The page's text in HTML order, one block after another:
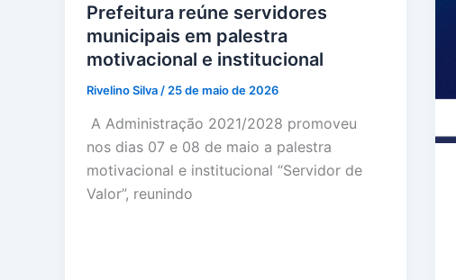
Prefeitura reúne servidores
municipais em palestra
motivacional e institucional
Rivelino Silva / 25 de maio de 2026
A Administração 2021/2028 promoveu
nos dias 07 e 08 de maio a palestra
motivacional e institucional “Servidor de
Valor”, reunindo